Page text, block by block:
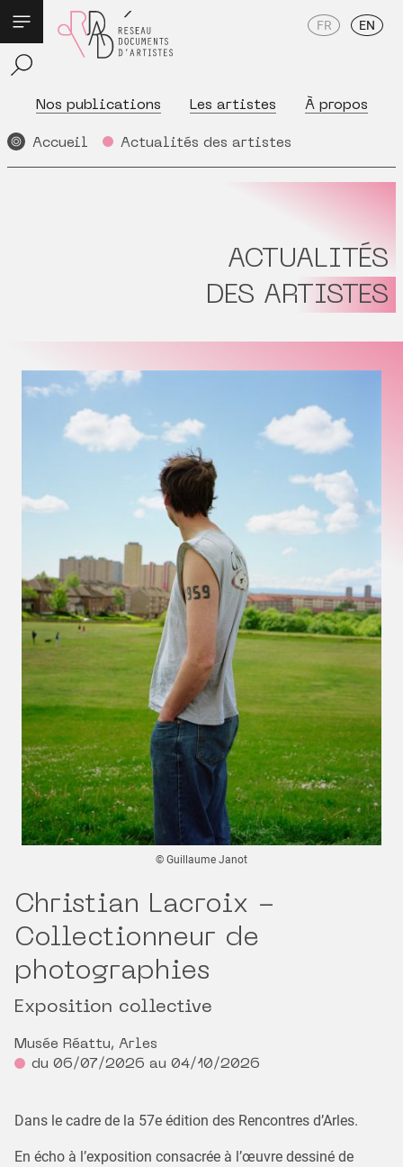
Nos publications Les artistes À propos
FR EN
Accueil Actualités des artistes
ACTUALITÉS
DES ARTISTES
© Guillaume Janot
Christian Lacroix -
Collectionneur de
photographies
Exposition collective
Musée Réattu, Arles
du 06/07/2026 au 04/10/2026
Dans le cadre de la 57e édition des Rencontres d’Arles.
En écho à l’exposition consacrée à l’œuvre dessiné de